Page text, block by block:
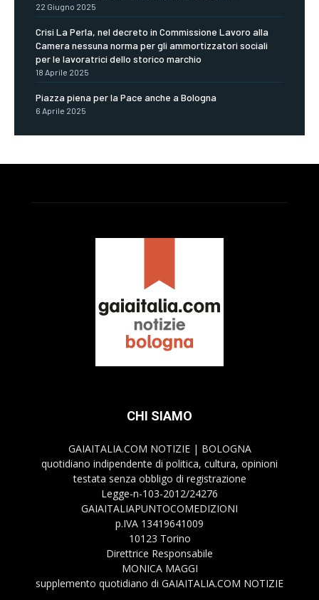
22 Giugno 2025
Crisi La Perla, nel decreto in Commissione Lavoro alla
Camera nessuna norma per gli ammortizzatori sociali
per le lavoratrici dello storico marchio
18 Aprile 2025
Piazza piena per la Pace anche a Bologna
6 Aprile 2025
CHI SIAMO
GAIAITALIA.COM NOTIZIE | BOLOGNA
quotidiano indipendente di politica, cultura, opinioni
testata senza obbligo di registrazione
Legge-n-103-2012/24276
GAIAITALIAPUNTOCOMEDIZIONI
p.IVA 13419641009
10123 Torino
Direttrice Responsabile
MONICA MAGGI
supplemento quotidiano di GAIAITALIA.COM NOTIZIE